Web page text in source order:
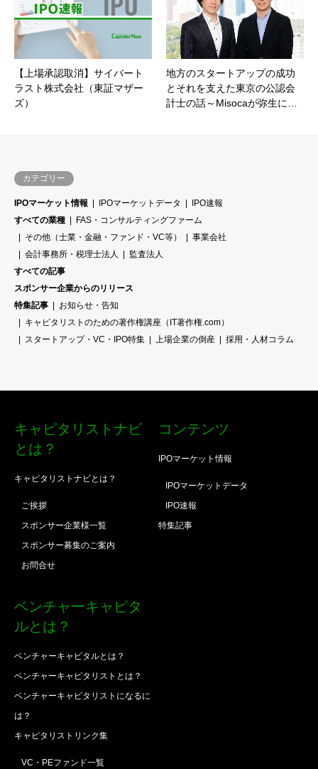
【上場承認取消】サイバート
ラスト株式会社（東証マザー
ズ）
地方のスタートアップの成功
とそれを支えた東京の公認会
計士の話～Misocaが弥生に…
カテゴリー
IPOマーケット情報 IPOマーケットデータ
IPO速報
すべての業種
FAS・コンサルティングファーム
その他（士業・金融・ファンド・VC等）
事業会社
会計事務所・税理士法人
監査法人
すべての記事
スポンサー企業からのリリース
特集記事
お知らせ・告知
キャピタリストのための著作権講座（IT著作権.com）
スタートアップ・VC・IPO特集
上場企業の倒産 採用・人材コラム
キャピタリストナビ
とは？
キャピタリストナビとは？
ご挨拶
スポンサー企業様一覧
スポンサー募集のご案内
お問合せ
コンテンツ
IPOマーケット情報
IPOマーケットデータ
IPO速報
特集記事
ベンチャーキャピタ
ルとは？
ベンチャーキャピタルとは？
ベンチャーキャピタリストとは？
ベンチャーキャピタリストになるに
は？
キャピタリストリンク集
VC・PEファンド一覧